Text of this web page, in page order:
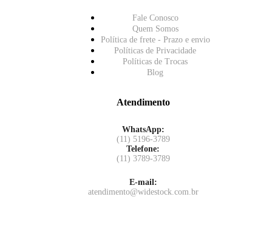
Fale Conosco
Quem Somos
Política de frete - Prazo e envio
Políticas de Privacidade
Políticas de Trocas
Blog
Atendimento
WhatsApp:
(11) 5196-3789
Telefone:
(11) 3789-3789
E-mail:
atendimento@widestock.com.br